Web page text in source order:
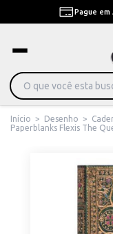
Envio
Início > Desenho >
Paperblanks Flexis The